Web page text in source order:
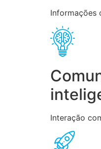
Informações
Interação